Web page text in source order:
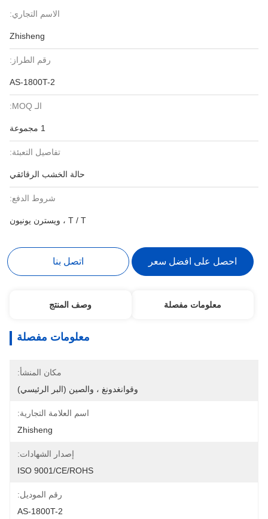
الاسم التجاري:
Zhisheng
رقم الطراز:
AS-1800T-2
الـ MOQ:
1 مجموعة
تفاصيل التعبئة:
حالة الخشب الرقائقي
شروط الدفع:
T / T ، ويسترن يونيون
احصل على افضل سعر اتصل بنا
معلومات مفصلة وصف المنتج
معلومات مفصلة
مكان المنشأ:
وقوانغدونغ ، والصين (البر الرئيسي)
اسم العلامة التجارية:
Zhisheng
إصدار الشهادات:
ISO 9001/CE/ROHS
رقم الموديل:
AS-1800T-2